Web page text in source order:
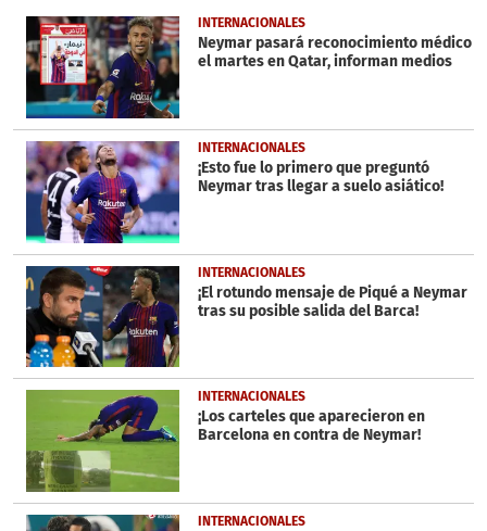
52
seconds
INTERNACIONALES
Neymar pasará reconocimiento médico
el martes en Qatar, informan medios
INTERNACIONALES
¡Esto fue lo primero que preguntó
Neymar tras llegar a suelo asiático!
INTERNACIONALES
¡El rotundo mensaje de Piqué a Neymar
tras su posible salida del Barca!
INTERNACIONALES
¡Los carteles que aparecieron en
Barcelona en contra de Neymar!
INTERNACIONALES